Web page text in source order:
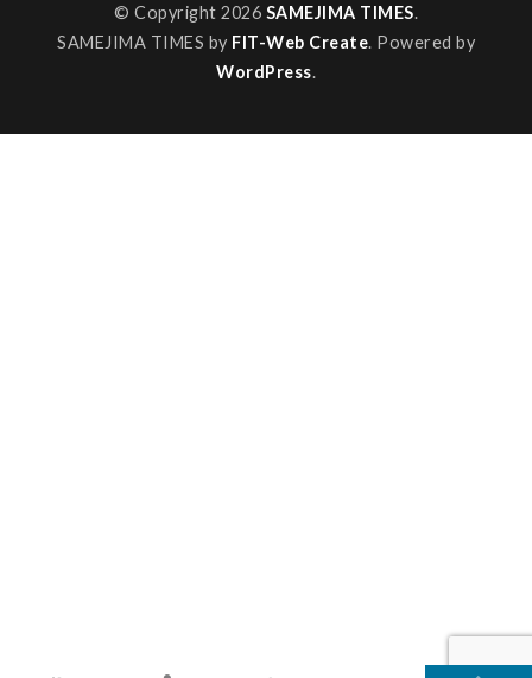
© Copyright 2026 SAMEJIMA TIMES.
SAMEJIMA TIMES by FIT-Web Create. Powered by
WordPress.